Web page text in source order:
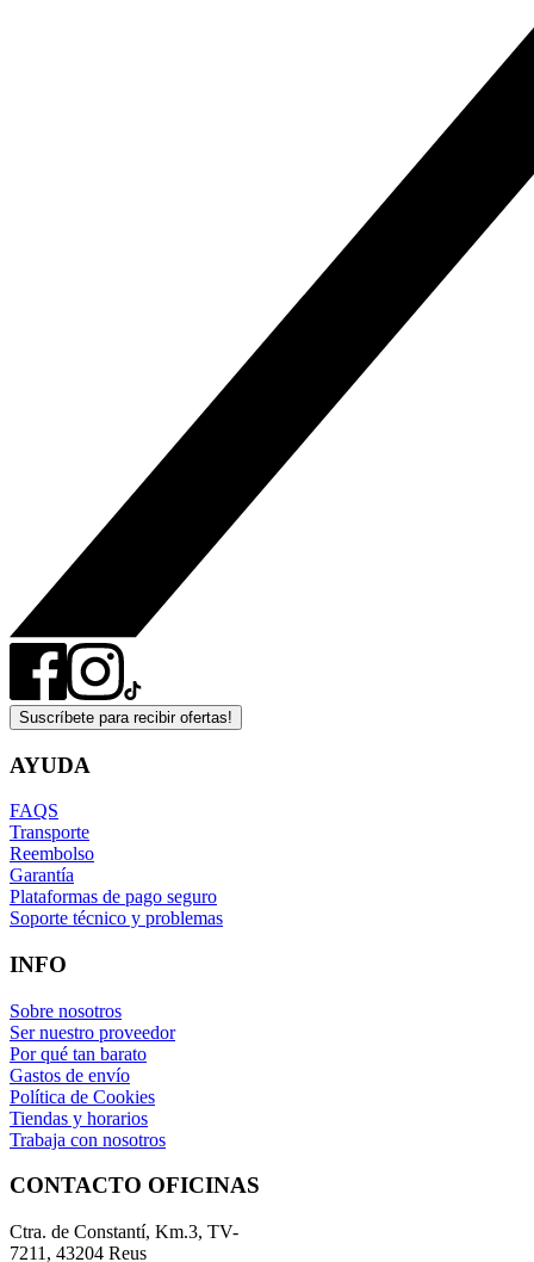
Suscríbete para recibir ofertas!
AYUDA
FAQS
Transporte
Reembolso
Garantía
Plataformas de pago seguro
Soporte técnico y problemas
INFO
Sobre nosotros
Ser nuestro proveedor
Por qué tan barato
Gastos de envío
Política de Cookies
Tiendas y horarios
Trabaja con nosotros
CONTACTO OFICINAS
Ctra. de Constantí, Km.3, TV-
7211, 43204 Reus